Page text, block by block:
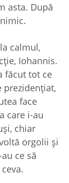
asta. După
calmul,
Iohannis.
făcut tot ce
prezidenţiat,
face
care i-au
chiar
orgolii şi
ce să